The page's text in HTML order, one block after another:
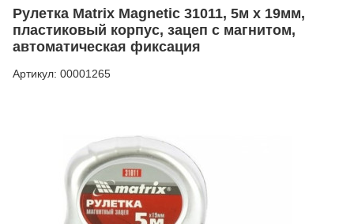
Рулетка Matrix Magnetic 31011, 5м х 19мм,
пластиковый корпус, зацеп с магнитом,
автоматическая фиксация
Артикул: 00001265